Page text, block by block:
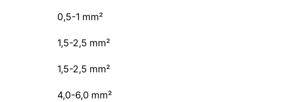
0,5-1 mm²
1,5-2,5 mm²
1,5-2,5 mm²
4,0-6,0 mm²